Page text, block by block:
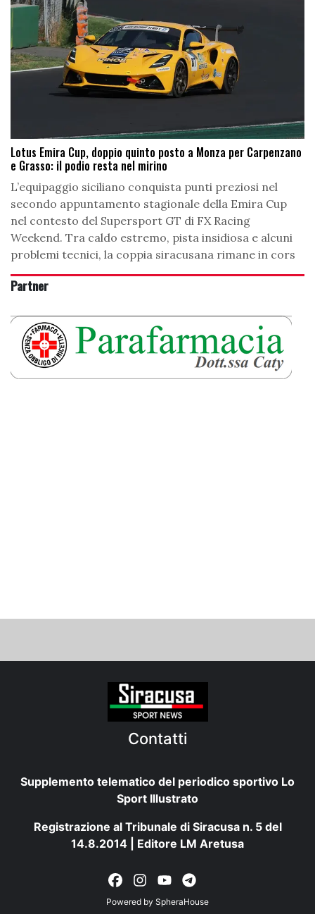
Lotus Emira Cup, doppio quinto posto a Monza per Carpenzano
e Grasso: il podio resta nel mirino
L’equipaggio siciliano conquista punti preziosi nel
secondo appuntamento stagionale della Emira Cup
nel contesto del Supersport GT di FX Racing
Weekend. Tra caldo estremo, pista insidiosa e alcuni
problemi tecnici, la coppia siracusana rimane in cors
Partner
Contatti
Supplemento telematico del periodico sportivo Lo
Sport Illustrato
Registrazione al Tribunale di Siracusa n. 5 del
14.8.2014 | Editore LM Aretusa
Powered by SpheraHouse